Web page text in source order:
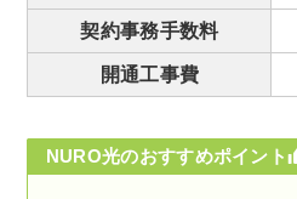
契約事務手数料
開通工事費
NURO光のおすすめポイント